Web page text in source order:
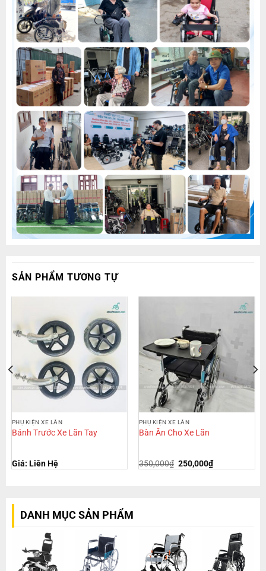
SẢN PHẨM TƯƠNG TỰ
PHỤ KIỆN XE LĂN
Bánh Trước Xe Lăn Tay
Giá: Liên Hệ
PHỤ KIỆN XE LĂN
Bàn Ăn Cho Xe Lăn
350,000₫ 250,000₫
DANH MỤC SẢN PHẨM